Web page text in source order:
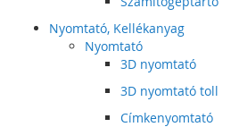
Nyomtató, Kellékanyag
Nyomtató
3D nyomtató
3D nyomtató toll
Címkenyomtató